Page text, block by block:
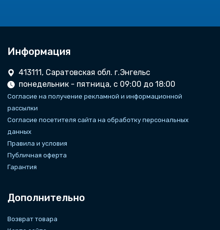
Информация
413111, Саратовская обл. г.Энгельс
понедельник - пятница, с 09:00 до 18:00
Согласие на получение рекламной и информационной
рассылки
Согласие посетителя сайта на обработку персональных
данных
Правила и условия
Публичная оферта
Гарантия
Дополнительно
Возврат товара